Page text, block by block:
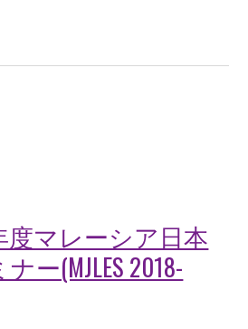
度マレーシア日本
ー(MJLES 2018-